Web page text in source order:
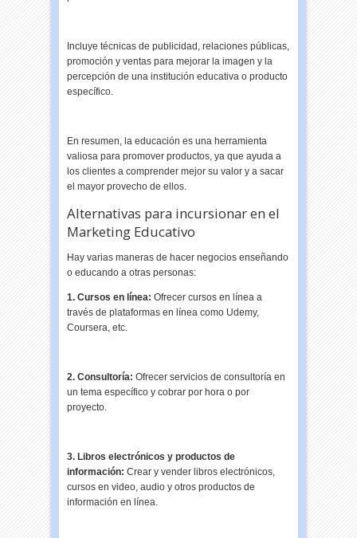
Incluye técnicas de publicidad, relaciones públicas,
promoción y ventas para mejorar la imagen y la
percepción de una institución educativa o producto
específico.
En resumen, la educación es una herramienta
valiosa para promover productos, ya que ayuda a
los clientes a comprender mejor su valor y a sacar
el mayor provecho de ellos.
Alternativas para incursionar en el
Marketing Educativo
Hay varias maneras de hacer negocios enseñando
o educando a otras personas:
1. Cursos en línea:Ofrecer cursos en línea a
través de plataformas en línea como Udemy,
Coursera, etc.
2. Consultoría:Ofrecer servicios de consultoría en
un tema específico y cobrar por hora o por
proyecto.
3. Libros electrónicos y productos de
información: Crear y vender libros electrónicos,
cursos en video, audio y otros productos de
información en línea.